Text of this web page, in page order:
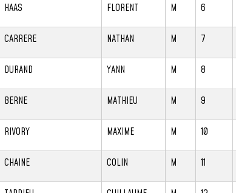
HAAS FLORENT M 6
CARRERE NATHAN M 7
DURAND YANN M 8
BERNE MATHIEU M 9
RIVORY MAXIME M 10
CHAINE COLIN M 11